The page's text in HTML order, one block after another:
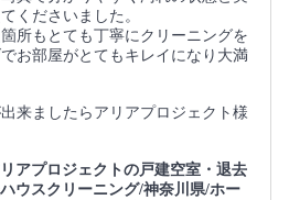
くださいました。
所もとても丁寧にクリーニングを
お部屋がとてもキレイになり大満
来ましたらアリアプロジェクト様
アプロジェクトの戸建空室・退去
ウスクリーニング/神奈川県/ホー